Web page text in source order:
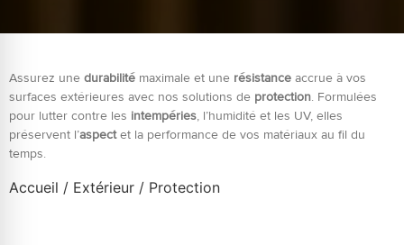
Assurez une durabilité maximale et une résistance accrue à vos
surfaces extérieures avec nos solutions de protection. Formulées
pour lutter contre les intempéries, l’humidité et les UV, elles
préservent l’aspectet la performance de vos matériaux au fil du
temps.
Accueil / Extérieur / Protection